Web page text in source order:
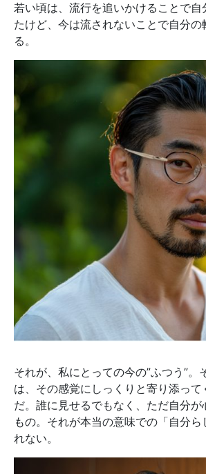
若い頃は、流行を追いかけることで自
たけど、今は流されないことで自分の
る。
それが、私にとっての今の”ふつう”。
は、その感覚にしっくりと寄り添っ
だ。誰に見せるでもなく、ただ自分が
もの。それが本当の意味での「自分ら
れない。